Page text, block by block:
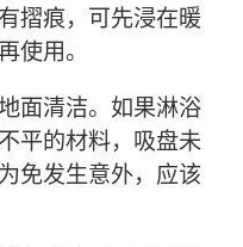
摺痕，可先浸在暖
使用。
面清洁。如果淋浴
平的材料，吸盘未
免发生意外，应该